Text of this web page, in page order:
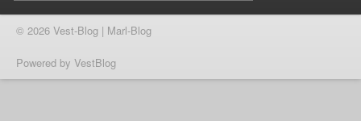
© 2026 Vest-Blog | Marl-Blog
Powered by VestBlog